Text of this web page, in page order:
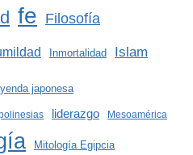
fe Filosofía
Inmortalidad Islam
japonesa
liderazgo Mesoamérica
Mitología Egipcia